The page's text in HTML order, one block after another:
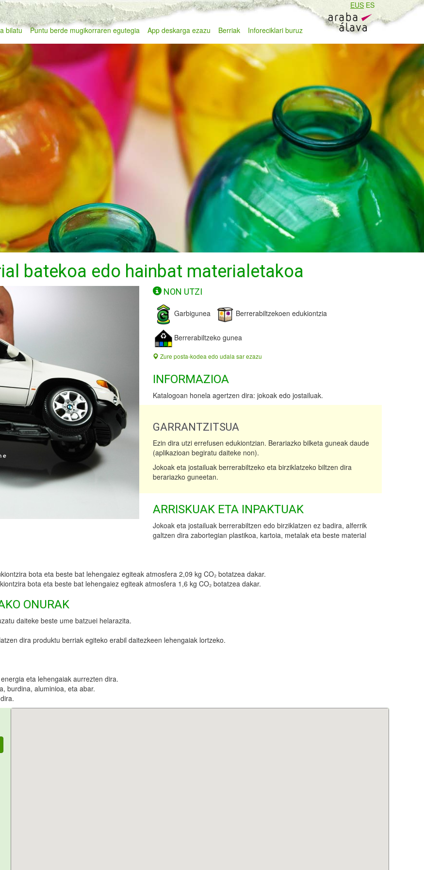
EUS ES
bilatu Puntu berde mugikorraren egutegia App deskarga ezazu Berriak Inforeciklari buruz
batekoa edo hainbat materialetakoa
NON UTZI
Garbigunea Berrerabiltzekoen edukiontzia
Berrerabiltzeko gunea
Zure posta-kodea edo udala sar ezazu
INFORMAZIOA
Katalogoan honela agertzen dira: jokoak edo jostailuak.
GARRANTZITSUA
Ezin dira utzi errefusen edukiontzian. Berariazko bilketa guneak daude
(aplikazioan begiratu daiteke non).
Jokoak eta jostailuak berrerabiltzeko eta birziklatzeko biltzen dira
berariazko guneetan.
ARRISKUAK ETA INPAKTUAK
Jokoak eta jostailuak berrerabiltzen edo birziklatzen ez badira, alferrik
galtzen dira zabortegian plastikoa, kartoia, metalak eta beste material
bota eta beste bat lehengaiez egiteak atmosfera 2,09 kg CO₂ botatzea dakar.
bota eta beste bat lehengaiez egiteak atmosfera 1,6 kg CO₂ botatzea dakar.
ONURAK
daiteke beste ume batzuei helarazita.
dira produktu berriak egiteko erabil daitezkeen lehengaiak lortzeko.
eta lehengaiak aurrezten dira.
burdina, aluminioa, eta abar.